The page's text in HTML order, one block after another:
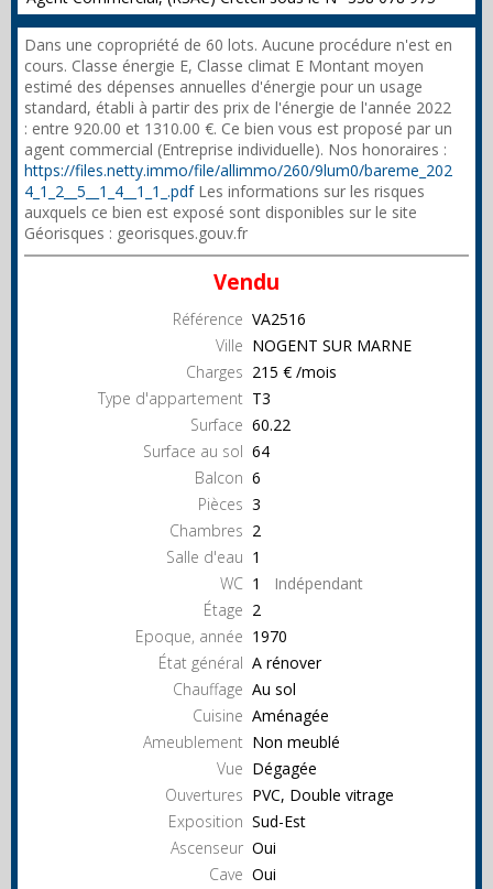
Dans une copropriété de 60 lots. Aucune procédure n'est en
cours. Classe énergie E, Classe climat E Montant moyen
estimé des dépenses annuelles d'énergie pour un usage
standard, établi à partir des prix de l'énergie de l'année 2022
: entre 920.00 et 1310.00 €. Ce bien vous est proposé par un
agent commercial (Entreprise individuelle). Nos honoraires :
https://files.netty.immo/file/allimmo/260/9lum0/bareme_202
4_1_2__5__1_4__1_1_.pdfLes informations sur les risques
auxquels ce bien est exposé sont disponibles sur le site
Géorisques : georisques.gouv.fr
Vendu
Référence VA2516
Ville NOGENT SUR MARNE
Charges 215 € /mois
Type d'appartement T3
Surface 60.22
Surface au sol 64
Balcon 6
Pièces 3
Chambres 2
Salle d'eau 1
WC 1
Indépendant
Étage 2
Epoque, année 1970
État général A rénover
Chauffage Au sol
Cuisine Aménagée
Ameublement Non meublé
Vue Dégagée
Ouvertures PVC, Double vitrage
Exposition Sud-Est
Ascenseur Oui
Cave Oui